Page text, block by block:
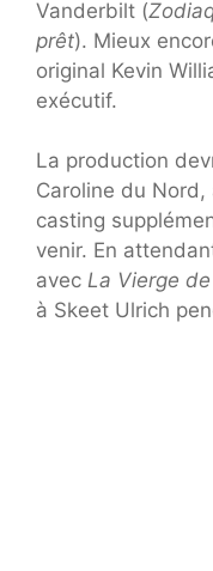
Vanderbilt (
prêt). Mieux
original Kevin
exécutif.
La production
Caroline du
casting
venir. En
avec La Vierge
à Skeet Ulrich